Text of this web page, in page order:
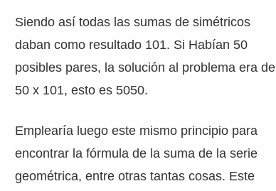
Siendo así todas las sumas de simétricos
daban como resultado 101. Si Habían 50
posibles pares, la solución al problema era de
50 x 101, esto es 5050.
Emplearía luego este mismo principio para
encontrar la fórmula de la suma de la serie
geométrica, entre otras tantas cosas. Este